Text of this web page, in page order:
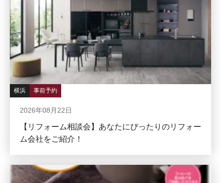
横浜 事前予約
2026年08月22日
【リフォーム相談会】あなたにぴったりのリフォー
ム会社をご紹介！